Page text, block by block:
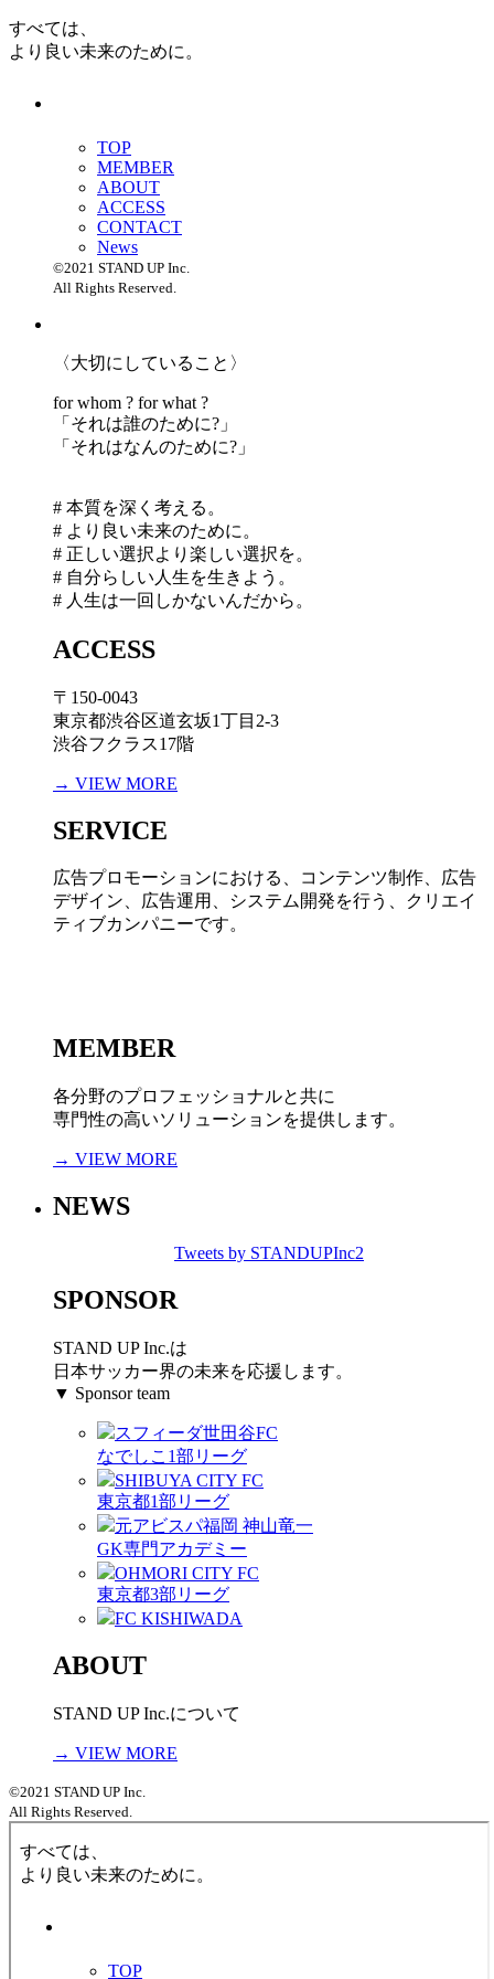
すべては、
より良い未来のために。
TOP
MEMBER
ABOUT
ACCESS
CONTACT
News
©2021 STAND UP Inc.
All Rights Reserved.
〈大切にしていること〉
for whom ? for what ?
「 それは誰のために?」
「 それはなんのために?」
# 本質を深く考える。
# より良い未来のために。
# 正しい選択より楽しい選択を。
# 自分らしい人生を生きよう。
# 人生は一回しかないんだから。
ACCESS
〒150-0043
東京都渋谷区道玄坂1丁目2-3
渋谷フクラス17階
→ VIEW MORE
SERVICE
広告プロモーションにおける、コンテンツ制作、広告
デザイン、広告運用、システム開発を行う、
クリエイ
ティブカンパニーです。
MEMBER
各分野のプロフェッショナルと共に
専門性の高いソリューションを提供します。
→ VIEW MORE
NEWS
Tweets by STANDUPInc2
SPONSOR
STAND UP Inc.は
日本サッカー界の未来を応援します。
▼ Sponsor team
スフィーダ世田谷FC
なでしこ1部リーグ
SHIBUYA CITY FC
東京都1部リーグ
元アビスパ福岡 神山竜一
GK専門アカデミー
OHMORI CITY FC
東京都3部リーグ
FC KISHIWADA
ABOUT
STAND UP Inc.について
→ VIEW MORE
©2021 STAND UP Inc.
All Rights Reserved.